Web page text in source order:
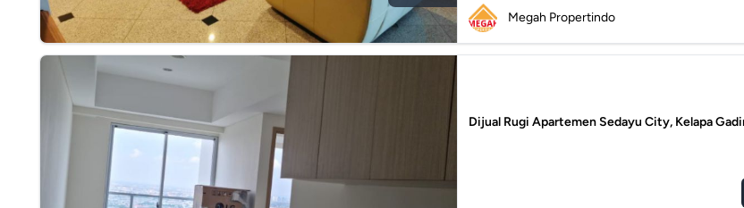
Megah Propertindo
Dijual Rugi Apartemen Sedayu City, Kelapa